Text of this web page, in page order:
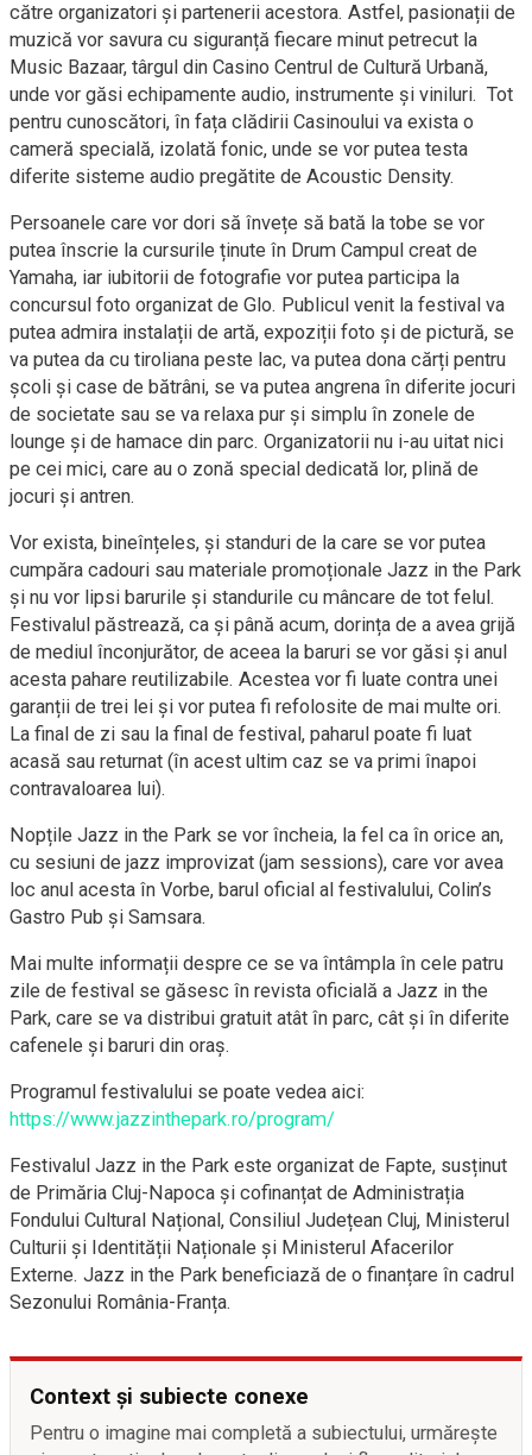
către organizatori și partenerii acestora. Astfel, pasionații de
muzică vor savura cu siguranță fiecare minut petrecut la
Music Bazaar, târgul din Casino Centrul de Cultură Urbană,
unde vor găsi echipamente audio, instrumente și viniluri. Tot
pentru cunoscători, în fața clădirii Casinoului va exista o
cameră specială, izolată fonic, unde se vor putea testa
diferite sisteme audio pregătite de Acoustic Density.
Persoanele care vor dori să învețe să bată la tobe se vor
putea înscrie la cursurile ținute în Drum Campul creat de
Yamaha, iar iubitorii de fotografie vor putea participa la
concursul foto organizat de Glo. Publicul venit la festival va
putea admira instalații de artă, expoziții foto și de pictură, se
va putea da cu tiroliana peste lac, va putea dona cărți pentru
școli și case de bătrâni, se va putea angrena în diferite jocuri
de societate sau se va relaxa pur și simplu în zonele de
lounge și de hamace din parc. Organizatorii nu i-au uitat nici
pe cei mici, care au o zonă special dedicată lor, plină de
jocuri și antren.
Vor exista, bineînțeles, și standuri de la care se vor putea
cumpăra cadouri sau materiale promoționale Jazz in the Park
și nu vor lipsi barurile și standurile cu mâncare de tot felul.
Festivalul păstrează, ca și până acum, dorința de a avea grijă
de mediul înconjurător, de aceea la baruri se vor găsi și anul
acesta pahare reutilizabile. Acestea vor fi luate contra unei
garanții de trei lei și vor putea fi refolosite de mai multe ori.
La final de zi sau la final de festival, paharul poate fi luat
acasă sau returnat (în acest ultim caz se va primi înapoi
contravaloarea lui).
Nopțile Jazz in the Park se vor încheia, la fel ca în orice an,
cu sesiuni de jazz improvizat (jam sessions), care vor avea
loc anul acesta în Vorbe, barul oficial al festivalului, Colin’s
Gastro Pub și Samsara.
Mai multe informații despre ce se va întâmpla în cele patru
zile de festival se găsesc în revista oficială a Jazz in the
Park, care se va distribui gratuit atât în parc, cât și în diferite
cafenele și baruri din oraș.
Programul festivalului se poate vedea aici:
https://www.jazzinthepark.ro/program/
Festivalul Jazz in the Park este organizat de Fapte, susținut
de Primăria Cluj-Napoca și cofinanțat de Administrația
Fondului Cultural Național, Consiliul Județean Cluj, Ministerul
Culturii și Identității Naționale și Ministerul Afacerilor
Externe. Jazz in the Park beneficiază de o finanțare în cadrul
Sezonului România-Franța.
Context și subiecte conexe
Pentru o imagine mai completă a subiectului, urmărește